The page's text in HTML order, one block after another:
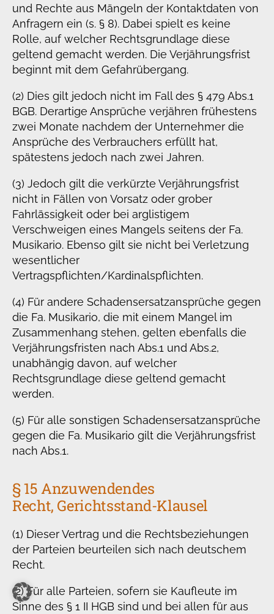
und Rechte aus Mängeln der Kontaktdaten von
Anfragern ein (s. § 8). Dabei spielt es keine
Rolle, auf welcher Rechtsgrundlage diese
geltend gemacht werden. Die Verjährungsfrist
beginnt mit dem Gefahrübergang.
(2) Dies gilt jedoch nicht im Fall des § 479 Abs.1
BGB. Derartige Ansprüche verjähren frühestens
zwei Monate nachdem der Unternehmer die
Ansprüche des Verbrauchers erfüllt hat,
spätestens jedoch nach zwei Jahren.
(3) Jedoch gilt die verkürzte Verjährungsfrist
nicht in Fällen von Vorsatz oder grober
Fahrlässigkeit oder bei arglistigem
Verschweigen eines Mangels seitens der Fa.
Musikario. Ebenso gilt sie nicht bei Verletzung
wesentlicher
Vertragspflichten/Kardinalspflichten.
(4) Für andere Schadensersatzansprüche gegen
die Fa. Musikario, die mit einem Mangel im
Zusammenhang stehen, gelten ebenfalls die
Verjährungsfristen nach Abs.1 und Abs.2,
unabhängig davon, auf welcher
Rechtsgrundlage diese geltend gemacht
werden.
(5) Für alle sonstigen Schadensersatzansprüche
gegen die Fa. Musikario gilt die Verjährungsfrist
nach Abs.1.
§ 15 Anzuwendendes
Recht, Gerichtsstand-Klausel
(1) Dieser Vertrag und die Rechtsbeziehungen
der Parteien beurteilen sich nach deutschem
Recht.
(2) Für alle Parteien, sofern sie Kaufleute im
Sinne des § 1 II HGB sind und bei allen für aus